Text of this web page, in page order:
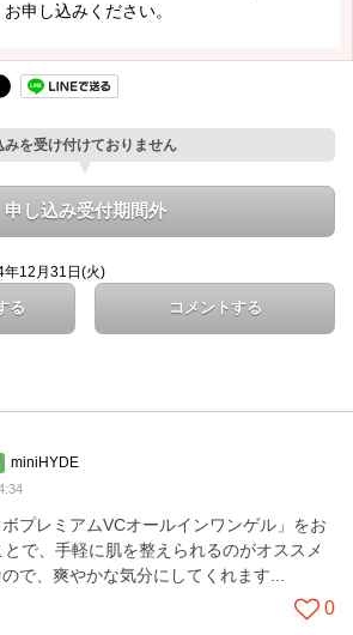
申し込みください。
を受け付けておりません
申し込み受付期間外
年12月31日(火)
る コメントする
miniHYDE
プレミアムVCオールインワンゲル」をお
で、手軽に肌を整えられるのがオススメ
で、爽やかな気分にしてくれます...
0